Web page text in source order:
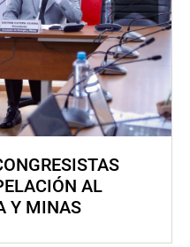
AL
Y MINAS